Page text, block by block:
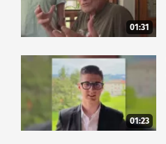
01:31
01:23